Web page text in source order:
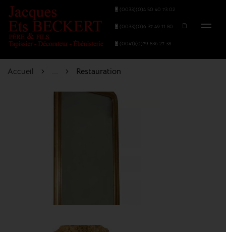
(0033)(0)4 50 40 73 02
(0033)(0)6 37 49 11 80
(0041)(0)79 836 27 38
Accueil Restauration